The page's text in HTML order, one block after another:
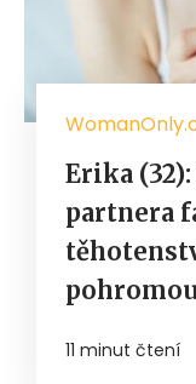
Erika
partnera
pohromou
11 minut čtení